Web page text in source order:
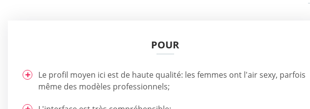
POUR
Le profil moyen ici est de haute qualité: les femmes ont l'air sexy, parfois
même des modèles professionnels;